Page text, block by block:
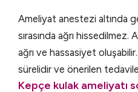
Ameliyat anestezi altında
sırasında ağrı
ağrı ve hassasiyet
sürelidir ve önerilen
Kepçe kulak ameliyatı